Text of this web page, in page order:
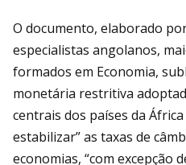
O documento, elaborado
especialistas angolanos,
formados em Economia,
monetária restritiva
centrais dos países da
estabilizar” as taxas de
economias, “com excepção